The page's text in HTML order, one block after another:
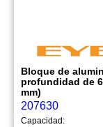
Bloque de
profundidad de
mm)
207630
Capacidad: